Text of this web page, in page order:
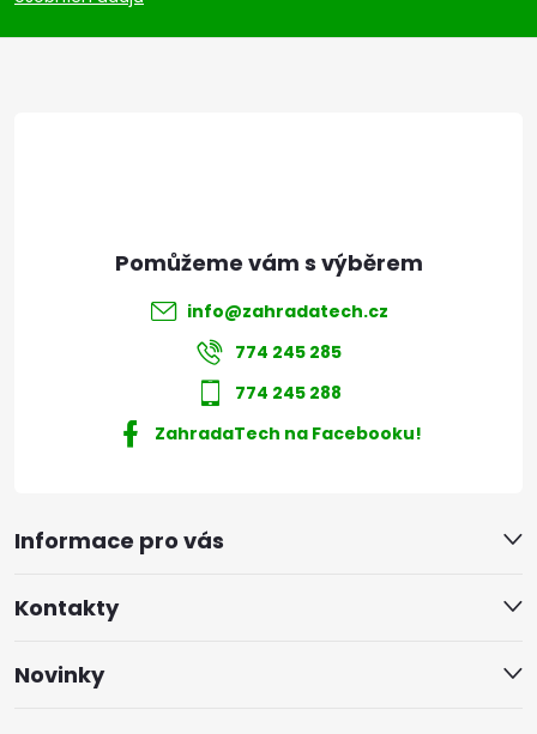
a
Informace pro vás
Kontakty
Novinky
info@zahradatech.cz
774 245 285
774 245 288
ZahradaTech na Facebooku!